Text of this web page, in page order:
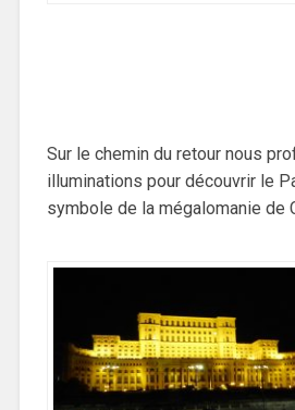
Sur le chemin du retour nous
illuminations pour découvrir le
symbole de la mégalomanie de